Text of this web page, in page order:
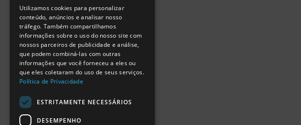
Escola Ciência Viva
Contactar
Relatório Anual RCN 2024
Relatório Intercalar RCN 2025
ENGLISH
SPANISH
Utilizamos cookies para personalizar
conteúdo, anúncios e analisar nosso
tráfego. Também compartilhamos
informações sobre o uso do nosso site com
nossos parceiros de publicidade e análise,
que podem combiná-las com outras
informações que você forneceu a eles ou
que eles coletaram do uso de seus serviços.
Política de Privacidade
ESTRITAMENTE NECESSÁRIOS
DESEMPENHO